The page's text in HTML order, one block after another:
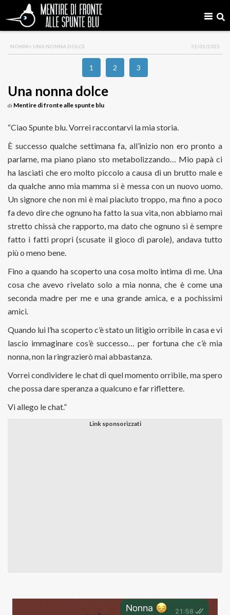
NONNI> UNA NONNA DOLCE 31/01/2025
1 2 3
Una nonna dolce
di Mentire di fronte alle spunte blu
“Ciao Spunte blu. Vorrei raccontarvi la mia storia.
È successo qualche settimana fa, all’inizio non ero pronto a
parlarne, ma piano piano sto metabolizzando… Mio papà ci
ha lasciati che ero molto piccolo a causa di un brutto male e
da qualche anno mia mamma si è messa con un nuovo uomo.
Un signore che non mi è mai piaciuto troppo, ma fino a poco
fa devo dire che ognuno ha fatto la sua vita, non abbiamo mai
stretto chissà che rapporto, ma dato che ognuno si è sempre
fatto i fatti propri (scusate il gioco di parole), andava tutto
più o meno bene.
Fino a quando ha scoperto una cosa molto intima di me. Una
cosa che avevo rivelato solo a mia nonna, che è come una
seconda madre per me e una grande amica, e a pochissimi
amici.
Quando lui l’ha scoperto c’è stato un litigio orribile in casa e vi
lascio immaginare cos’è successo… per fortuna che c’è mia
nonna, non la ringrazierò mai abbastanza.
Vorrei condividere le chat di quel momento orribile, ma spero
che possa dare speranza a qualcuno e far riflettere.
Vi allego le chat.”